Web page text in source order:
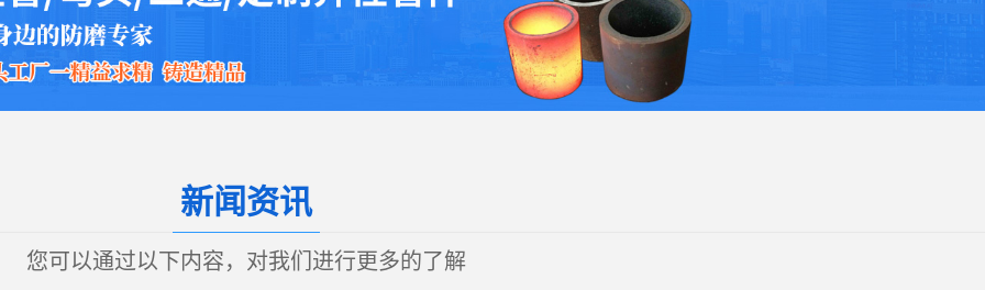
新闻资讯
您可以通过以下内容，对我们进行更多的了解